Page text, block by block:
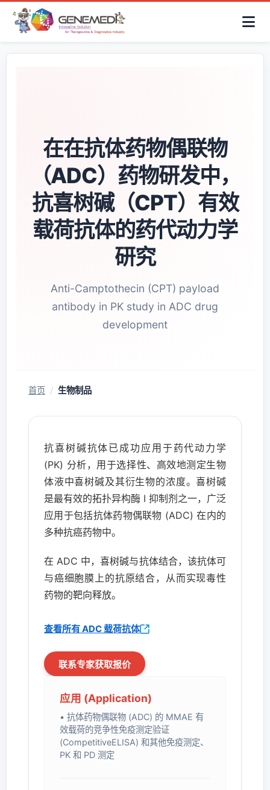
在在抗体药物偶联物
（ADC）药物研发中，
抗喜树碱（CPT）有效
载荷抗体的药代动力学
研究
Anti-Camptothecin (CPT) payload
antibody in PK study in ADC drug
development
首页 / 生物制品
抗喜树碱抗体已成功应用于药代动力学
(PK) 分析，用于选择性、高效地测定生物
体液中喜树碱及其衍生物的浓度。喜树碱
是最有效的拓扑异构酶 I 抑制剂之一，广泛
应用于包括抗体药物偶联物 (ADC) 在内的
多种抗癌药物中。
在 ADC 中，喜树碱与抗体结合，该抗体可
与癌细胞膜上的抗原结合，从而实现毒性
药物的靶向释放。
查看所有 ADC 载荷抗体
联系专家获取报价
应用 (Application)
• 抗体药物偶联物 (ADC) 的 MMAE 有
效载荷的竞争性免疫测定验证
(CompetitiveELISA) 和其他免疫测定、
PK 和 PD 测定